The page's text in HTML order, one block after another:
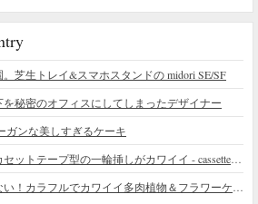
芝生トレイ&スマホスタンドの midori SE/SF
秘密のオフィスにしてしまったデザイナー
ガンな美しすぎるケーキ